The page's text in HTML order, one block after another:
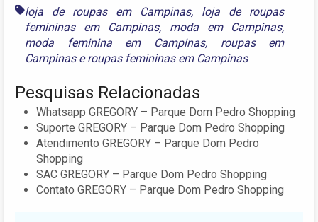
loja de roupas em Campinas, loja de roupas
femininas em Campinas, moda em Campinas,
moda feminina em Campinas, roupas em
Campinaseroupas femininas em Campinas
Pesquisas Relacionadas
Whatsapp GREGORY – Parque Dom Pedro Shopping
Suporte GREGORY – Parque Dom Pedro Shopping
Atendimento GREGORY – Parque Dom Pedro
Shopping
SAC GREGORY – Parque Dom Pedro Shopping
Contato GREGORY – Parque Dom Pedro Shopping